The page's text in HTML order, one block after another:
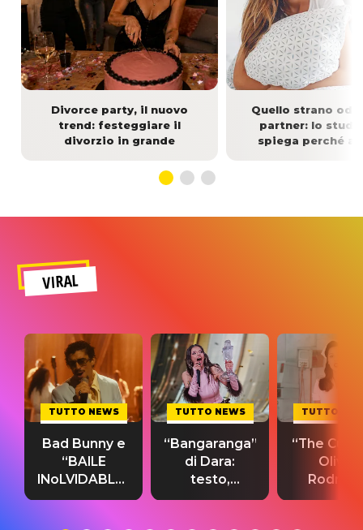
Divorce party, il nuovo
trend: festeggiare il
divorzio in grande
Quello strano
partner: lo
spiega perché
VIRAL
TUTTO NEWS
Bad Bunny e
“BAILE
INoLVIDABLE”:
testo,
TUTTO NEWS
“Bangaranga”
di Dara:
testo,
traduzione e
TUTTO
“The
Olivia
testo,